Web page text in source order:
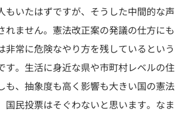
いたはずですが、そうした中間的な声
れません。憲法改正案の発議の仕方にも
非常に危険なやり方を残しているという
す。生活に身近な県や市町村レベルの住
も、抽象度も高く影響も大きい国の憲法
国民投票はそぐわないと思います。なま